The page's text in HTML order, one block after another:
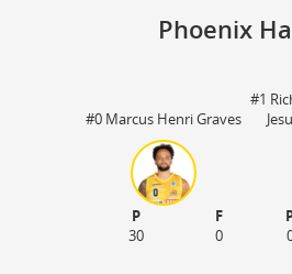
Phoenix
#0 Marcus Henri Graves
P
F
30
0
#1